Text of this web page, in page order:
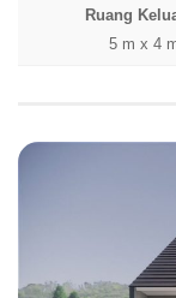
Ruang
5 m x 4